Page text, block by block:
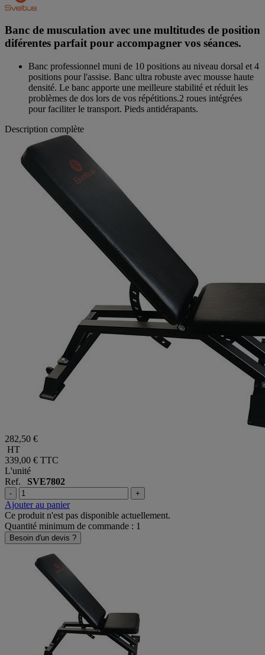
Banc de musculation avec une multitudes de position
diférentes parfait pour accompagner vos séances.
Banc professionnel muni de 10 positions au niveau dorsal et 4
positions pour l'assise. Banc ultra robuste avec mousse haute
densité. Le banc apporte une meilleure stabilité et réduit les
problèmes de dos lors de vos répétitions.2 roues intégrées
pour faciliter le transport. Pieds antidérapants.
Description complète
282,50 €
HT
339,00 € TTC
L'unité
Ref. SVE7802
- +
Ajouter au panier
Ce produit n'est pas disponible actuellement.
Quantité minimum de commande : 1
Besoin d'un devis ?